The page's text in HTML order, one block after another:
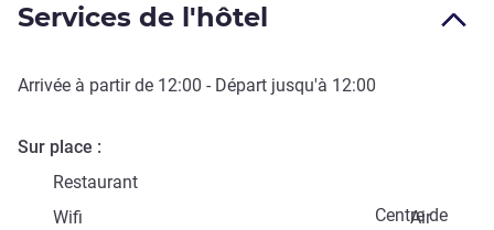
Services de l'hôtel
Arrivée à partir de 12:00 - Départ jusqu'à 12:00
Sur place
Restaurant
Centre de
Wifi
Air